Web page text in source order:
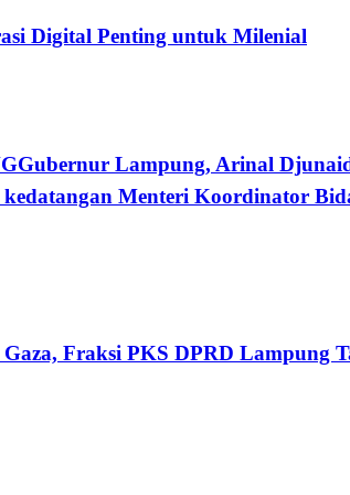
Digital Penting untuk Milenial
Lampung, Arinal
Menteri Koordinator
Fraksi PKS DPRD Lampung